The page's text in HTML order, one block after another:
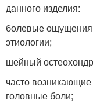
данного изделия:
болевые ощущения
этиологии;
шейный
часто
головные боли;